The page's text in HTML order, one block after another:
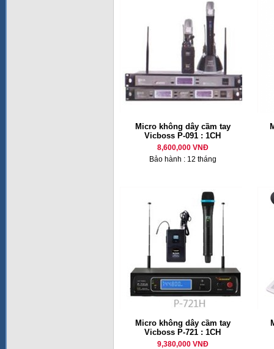
Micro không dây cầm tay
Vicboss P-091 : 1CH
8,600,000 VNĐ
Bảo hành : 12 tháng
Micro không dây cầm tay
Vicboss P-721 : 1CH
9,380,000 VNĐ